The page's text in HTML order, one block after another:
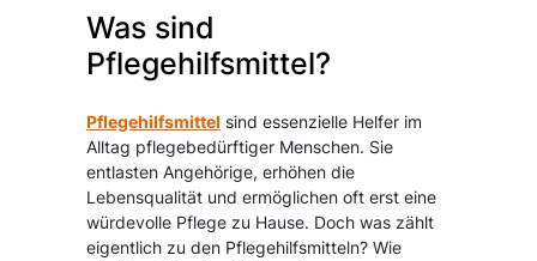
Was sind
Pflegehilfsmittel?
Pflegehilfsmittel sind essenzielle Helfer im
Alltag pflegebedürftiger Menschen. Sie
entlasten Angehörige, erhöhen die
Lebensqualität und ermöglichen oft erst eine
würdevolle Pflege zu Hause. Doch was zählt
eigentlich zu den Pflegehilfsmitteln? Wie